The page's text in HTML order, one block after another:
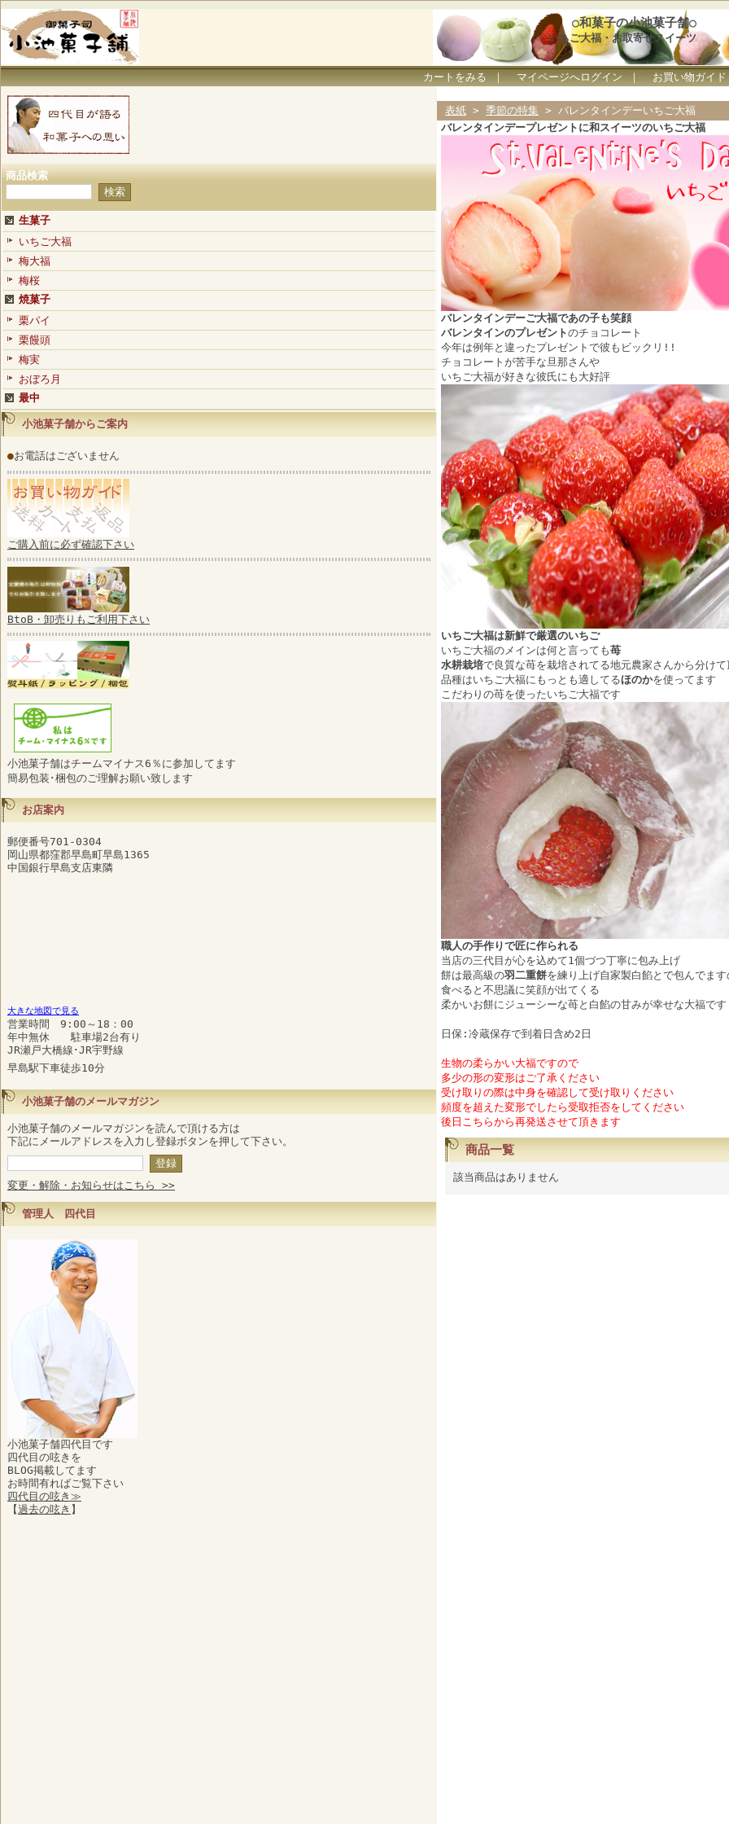
○和菓子の小池菓子舗○
いちご大福・お取寄せスイーツ
カートをみる ｜ マイページへログイン ｜ お買い物ガイド
商品検索
生菓子
いちご大福
梅大福
梅桜
焼菓子
栗パイ
栗饅頭
梅実
おぼろ月
最中
小池菓子舗からご案内
●お電話はございません
ご購入前に必ず確認下さい
BtoB・卸売りもご利用下さい
小池菓子舗はチームマイナス6％に参加してます
簡易包装･梱包のご理解お願い致します
お店案内
郵便番号701-0304
岡山県都窪郡早島町早島1365
中国銀行早島支店東隣
大きな地図で見る
営業時間 9:00～18：00
年中無休 駐車場2台有り
JR瀬戸大橋線･JR宇野線
早島駅下車徒歩10分
小池菓子舗のメールマガジン
小池菓子舗のメールマガジンを読んで頂ける方は
下記にメールアドレスを入力し登録ボタンを押して下さい。
変更・解除・お知らせはこちら >>
管理人 四代目
小池菓子舗四代目です
四代目の呟きを
BLOG掲載してます
お時間有ればご覧下さい
四代目の呟き≫
【過去の呟き 】
表紙 > 季節の特集 > バレンタインデーいちご大福
バレンタインデープレゼントに和スイーツのいちご大福
バレンタインデーご大福であの子も笑顔
バレンタインのプレゼントのチョコレート
今年は例年と違ったプレゼントで彼もビックリ!!
チョコレートが苦手な旦那さんや
いちご大福が好きな彼氏にも大好評
いちご大福は新鮮で厳選のいちご
いちご大福のメインは何と言っても苺
水耕栽培で良質な苺を栽培されてる地元農家さんから分け
品種はいちご大福にもっとも適してるほのかを使ってます
こだわりの苺を使ったいちご大福です
職人の手作りで匠に作られる
当店の三代目が心を込めて1個づつ丁寧に包み上げ
餅は最高級の羽二重餅を練り上げ自家製白餡とで包んでます
食べると不思議に笑顔が出てくる
柔かいお餅にジューシーな苺と白餡の甘みが幸せな大福です
日保:冷蔵保存で到着日含め2日
生物の柔らかい大福ですので
多少の形の変形はご了承ください
受け取りの際は中身を確認して受け取りください
頻度を超えた変形でしたら受取拒否をしてください
後日こちらから再発送させて頂きます
商品一覧
該当商品はありません